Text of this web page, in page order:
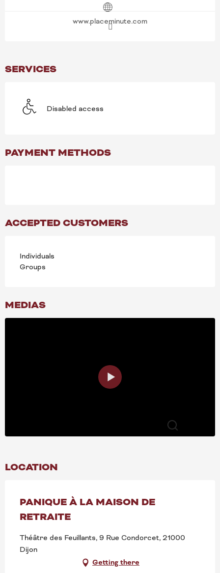
www.placeminute.com
SERVICES
Disabled access
PAYMENT METHODS
ACCEPTED CUSTOMERS
Individuals
Groups
MEDIAS
LOCATION
PANIQUE À LA MAISON DE
RETRAITE
Théâtre des Feuillants, 9 Rue Condorcet, 21000
Dijon
Getting there